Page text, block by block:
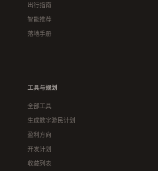
出行指南
智能推荐
落地手册
工具与规划
全部工具
生成数字游民计划
盈利方向
开发计划
收藏列表